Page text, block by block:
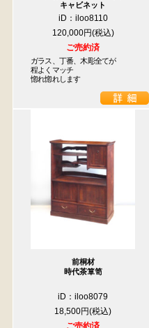
キャビネット
iD：iloo8110
120,000円
ご売約済
ガラス、丁番、木彫全てが
程よくマッチ
惚れ惚れします
前桐材
時代茶箪笥
iD：iloo8079
18,500円
ご売約済